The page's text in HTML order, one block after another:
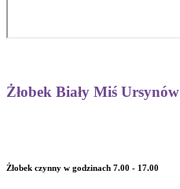
Żłobek Biały Miś Ursynów
Żłobek czynny w godzinach 7.00 - 17.00